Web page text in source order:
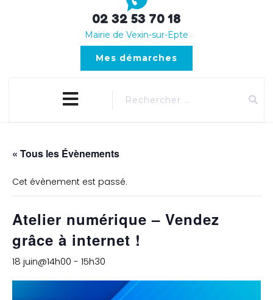
02 32 53 70 18
Mairie de Vexin-sur-Epte
Mes démarches
close
menu
« Tous les Évènements
Cet évènement est passé.
Atelier numérique – Vendez
grâce à internet !
18 juin@14h00 - 15h30